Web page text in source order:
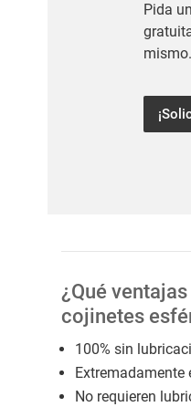
Pida
mismo.
¿Qué
cojinetes
100% sin
Extremadamente
No requieren